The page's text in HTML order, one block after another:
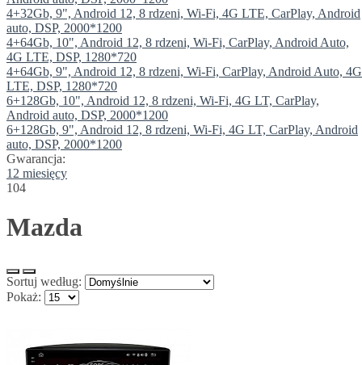
4+32Gb, 9", Android 12, 8 rdzeni, Wi-Fi, 4G LTE, CarPlay, Android
auto, DSP, 2000*1200
4+64Gb, 10", Android 12, 8 rdzeni, Wi-Fi, CarPlay, Android Auto,
4G LTE, DSP, 1280*720
4+64Gb, 9", Android 12, 8 rdzeni, Wi-Fi, CarPlay, Android Auto, 4G
LTE, DSP, 1280*720
6+128Gb, 10", Android 12, 8 rdzeni, Wi-Fi, 4G LT, CarPlay,
Android auto, DSP, 2000*1200
6+128Gb, 9", Android 12, 8 rdzeni, Wi-Fi, 4G LT, CarPlay, Android
auto, DSP, 2000*1200
Gwarancja:
12 miesięcy
104
Mazda
Sortuj według:
Pokaż: